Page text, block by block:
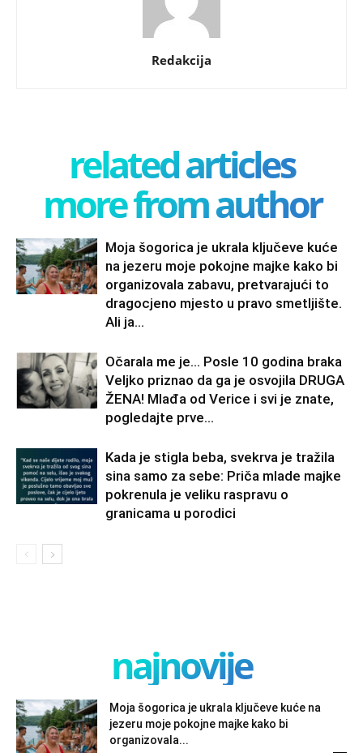
Redakcija
related articles
more from author
Moja šogorica je ukrala ključeve kuće
na jezeru moje pokojne majke kako bi
organizovala zabavu, pretvarajući to
dragocjeno mjesto u pravo smetljište.
Ali ja...
Očarala me je… Posle 10 godina braka
Veljko priznao da ga je osvojila DRUGA
ŽENA! Mlađa od Verice i svi je znate,
pogledajte prve...
Kada je stigla beba, svekrva je tražila
sina samo za sebe: Priča mlade majke
pokrenula je veliku raspravu o
granicama u porodici
najnovije
Moja šogorica je ukrala ključeve kuće na
jezeru moje pokojne majke kako bi
organizovala...